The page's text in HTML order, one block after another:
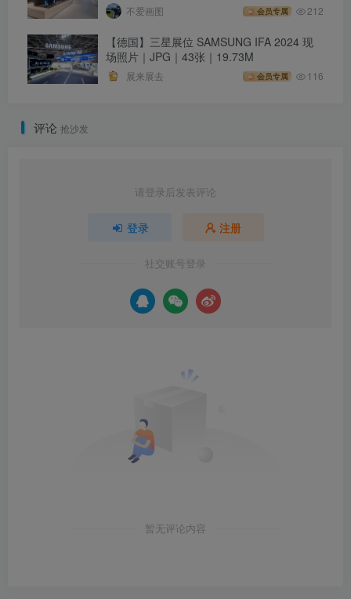
不爱画图 会员专属 212
【德国】三星展位 SAMSUNG IFA 2024 现
场照片｜JPG｜43张｜19.73M
展来展去 会员专属 116
评论 抢沙发
请登录后发表评论
登录 注册
社交账号登录
暂无评论内容